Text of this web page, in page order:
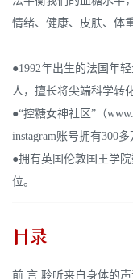
情绪、健康、皮肤、体
●1992年出生的法国年
人，擅长将尖端科学转
●“控糖女神社区”（
instagram账号拥有300多
●拥有英国伦敦国王学
位。
目录
前 言 聆听来自身体的